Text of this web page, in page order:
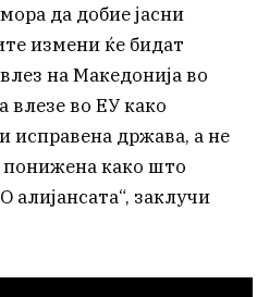
да добие јасни
измени ќе бидат
на Македонија во
влезе во ЕУ како
исправена држава, а не
понижена како што
алијансата“, заклучи